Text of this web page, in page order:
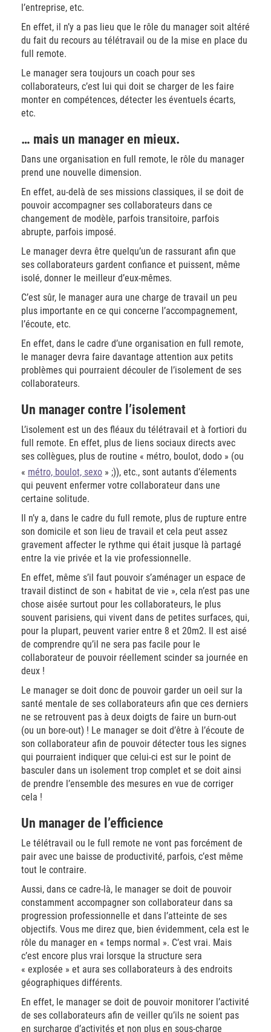
l’entreprise, etc.
En effet, il n’y a pas lieu que le rôle du manager soit altéré
du fait du recours au télétravail ou de la mise en place du
full remote.
Le manager sera toujours un coach pour ses
collaborateurs, c’est lui qui doit se charger de les faire
monter en compétences, détecter les éventuels écarts,
etc.
… mais un manager en mieux.
Dans une organisation en full remote, le rôle du manager
prend une nouvelle dimension.
En effet, au-delà de ses missions classiques, il se doit de
pouvoir accompagner ses collaborateurs dans ce
changement de modèle, parfois transitoire, parfois
abrupte, parfois imposé.
Le manager devra être quelqu’un de rassurant afin que
ses collaborateurs gardent confiance et puissent, même
isolé, donner le meilleur d’eux-mêmes.
C’est sûr, le manager aura une charge de travail un peu
plus importante en ce qui concerne l’accompagnement,
l’écoute, etc.
En effet, dans le cadre d’une organisation en full remote,
le manager devra faire davantage attention aux petits
problèmes qui pourraient découler de l’isolement de ses
collaborateurs.
Un manager contre l’isolement
L’isolement est un des fléaux du télétravail et à fortiori du
full remote. En effet, plus de liens sociaux directs avec
ses collègues, plus de routine « métro, boulot, dodo » (ou
« métro, boulot, sexo » ;)), etc., sont autants d’élements
qui peuvent enfermer votre collaborateur dans une
certaine solitude.
Il n’y a, dans le cadre du full remote, plus de rupture entre
son domicile et son lieu de travail et cela peut assez
gravement affecter le rythme qui était jusque là partagé
entre la vie privée et la vie professionnelle.
En effet, même s’il faut pouvoir s’aménager un espace de
travail distinct de son « habitat de vie », cela n’est pas une
chose aisée surtout pour les collaborateurs, le plus
souvent parisiens, qui vivent dans de petites surfaces, qui,
pour la plupart, peuvent varier entre 8 et 20m2. Il est aisé
de comprendre qu’il ne sera pas facile pour le
collaborateur de pouvoir réellement scinder sa journée en
deux !
Le manager se doit donc de pouvoir garder un oeil sur la
santé mentale de ses collaborateurs afin que ces derniers
ne se retrouvent pas à deux doigts de faire un burn-out
(ou un bore-out) ! Le manager se doit d’être à l’écoute de
son collaborateur afin de pouvoir détecter tous les signes
qui pourraient indiquer que celui-ci est sur le point de
basculer dans un isolement trop complet et se doit ainsi
de prendre l’ensemble des mesures en vue de corriger
cela !
Un manager de l’efficience
Le télétravail ou le full remote ne vont pas forcément de
pair avec une baisse de productivité, parfois, c’est même
tout le contraire.
Aussi, dans ce cadre-là, le manager se doit de pouvoir
constamment accompagner son collaborateur dans sa
progression professionnelle et dans l’atteinte de ses
objectifs. Vous me direz que, bien évidemment, cela est le
rôle du manager en « temps normal ». C’est vrai. Mais
c’est encore plus vrai lorsque la structure sera
« explosée » et aura ses collaborateurs à des endroits
géographiques différents.
En effet, le manager se doit de pouvoir monitorer l’activité
de ses collaborateurs afin de veiller qu’ils ne soient pas
en surcharge d’activités et non plus en sous-charge